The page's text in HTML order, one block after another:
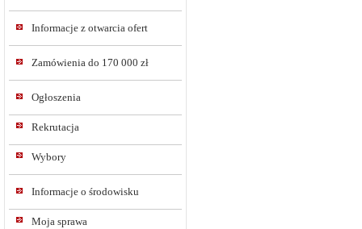
Informacje z otwarcia ofert
Zamówienia do 170 000 zł
Ogłoszenia
Rekrutacja
Wybory
Informacje o środowisku
Moja sprawa